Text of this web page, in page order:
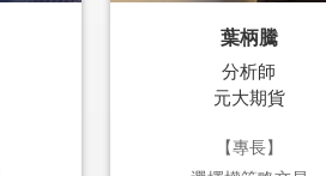
葉柄騰
分析師
元大期貨
【專長】